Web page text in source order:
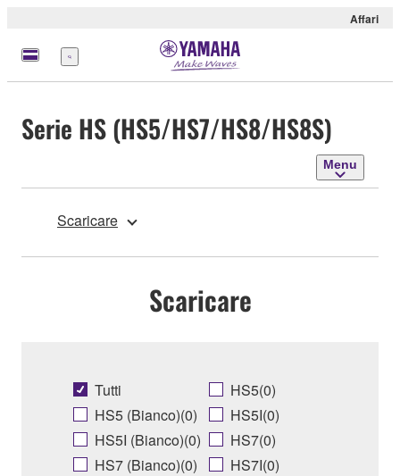
Affari
Menu
Serie HS (HS5/HS7/HS8/HS8S)
Menu
Scaricare
Scaricare
Tutti
HS5(0)
HS5 (Bianco)(0)
HS5I(0)
HS5I (Bianco)(0)
HS7(0)
HS7 (Bianco)(0)
HS7I(0)